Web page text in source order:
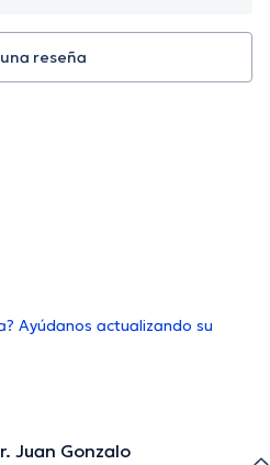
reseña
Ayúdanos actualizando su
Juan Gonzalo